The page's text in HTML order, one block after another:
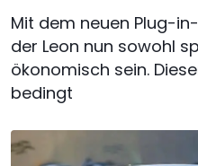
Mit dem neuen Plug-
der Leon nun sowohl
ökonomisch sein.
bedingt